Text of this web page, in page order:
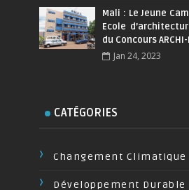
Mali : Le Jeune
Ecole
du Concours ARCHI-
Jan 24, 2023
CATÉGORIES
Changement Climatique
Développement Durable